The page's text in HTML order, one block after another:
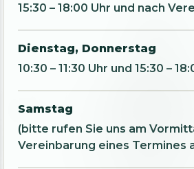
15:30 – 18:00 Uhr und nach
Dienstag, Donnerstag
10:30 – 11:30 Uhr und 15:30 –
Samstag
(bitte rufen Sie uns am
Vereinbarung eines Termines